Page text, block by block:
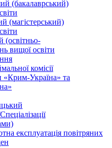
(бакалаврський)
(магістерський)
(освітньо-
вищої освіти
комісії
«Крим-Україна» та
експлуатація повітряних